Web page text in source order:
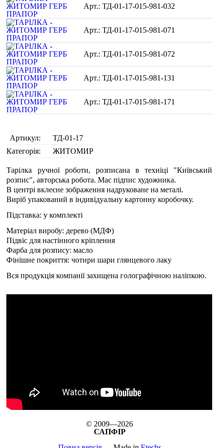
ТД-01-17-015-981-032
ТД-01-17-015-981-071
ТД-01-17-015-981-072
ТД-01-17-015-981-131
ТД-01-17-015-981-171
Артикул:
ТД-01-17
Категорія:
ЖИТОМИР
Тарілка ручної роботи, розписана в техніці "Київський
розпис", авторська робота. Має підпис художника.
В центрі вклеєне зображення надруковане на металі.
Виріб упакований в індивідуальну картонну коробочку.
Підставка: у комплекті
Матеріал виробу: дерево (МДФ)
Підвіс для настінного кріплення
Фарба для розпису: масло
Фінішне покриття: чотири шари глянцевого лаку
Вся продукція компанії захищена голографічною наліпкою.
© 2009—2026
САПФІР